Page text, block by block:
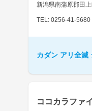
新潟県南蒲原郡田
TEL: 0256-41-5680
カダン アリ全滅
ココカラファ